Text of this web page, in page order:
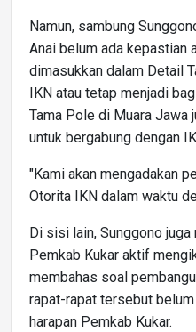
Namun, sambung
Anai belum ada kepastian
dimasukkan dalam Detail
IKN atau tetap menjadi
Tama Pole di Muara Jawa
untuk bergabung dengan
"Kami akan mengadakan
Otorita IKN dalam waktu
Di sisi lain, Sunggono
Pemkab Kukar aktif
membahas soal
rapat-rapat tersebut
harapan Pemkab Kukar.